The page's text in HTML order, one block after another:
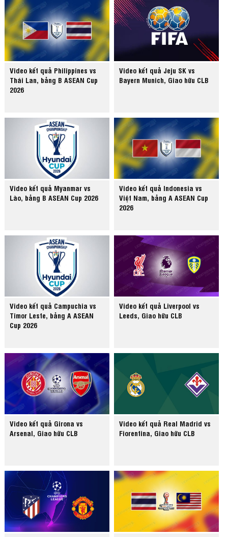
Video kết quả Philippines vs
Thái Lan, bảng B ASEAN Cup
2026
Video kết quả Jeju SK vs
Bayern Munich, Giao hữu CLB
Video kết quả Myanmar vs
Lào, bảng B ASEAN Cup 2026
Video kết quả Indonesia vs
Việt Nam, bảng A ASEAN Cup
2026
Video kết quả Campuchia vs
Timor Leste, bảng A ASEAN
Cup 2026
Video kết quả Liverpool vs
Leeds, Giao hữu CLB
Video kết quả Girona vs
Arsenal, Giao hữu CLB
Video kết quả Real Madrid vs
Fiorentina, Giao hữu CLB